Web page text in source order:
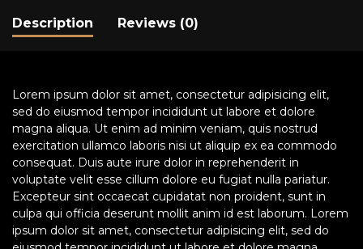
Description Reviews (0)
Lorem ipsum dolor sit amet, consectetur adipisicing elit,
sed do eiusmod tempor incididunt ut labore et dolore
magna aliqua. Ut enim ad minim veniam, quis nostrud
exercitation ullamco laboris nisi ut aliquip ex ea commodo
consequat. Duis aute irure dolor in reprehenderit in
voluptate velit esse cillum dolore eu fugiat nulla pariatur.
Excepteur sint occaecat cupidatat non proident, sunt in
culpa qui officia deserunt mollit anim id est laborum. Lorem
ipsum dolor sit amet, consectetur adipisicing elit, sed do